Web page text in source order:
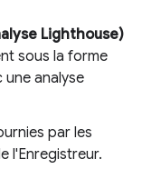
Lighthouse)
sous la forme
une analyse
par les
l'Enregistreur.